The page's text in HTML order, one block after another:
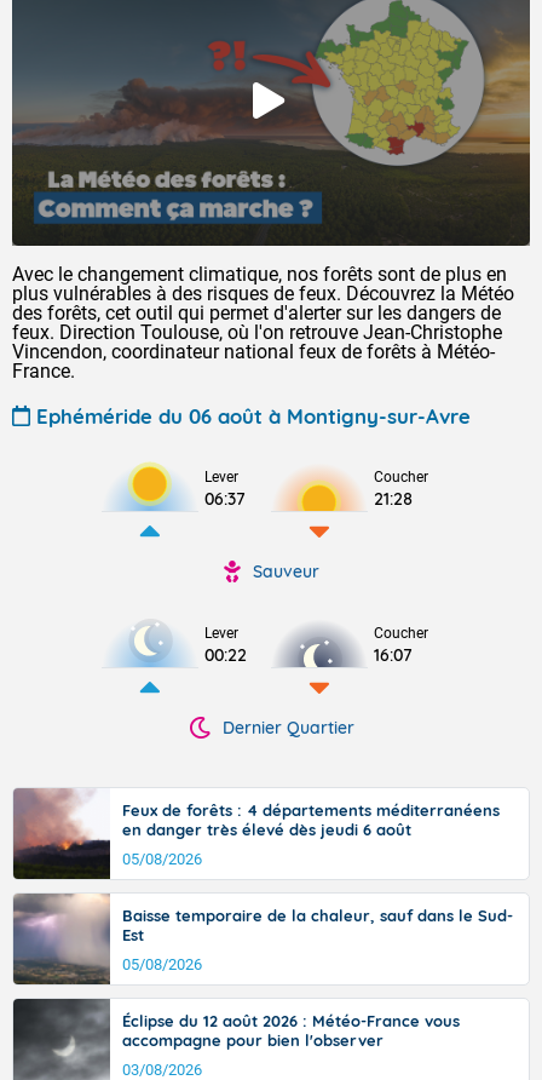
Avec le changement climatique, nos forêts sont de plus en
plus vulnérables à des risques de feux. Découvrez la Météo
des forêts, cet outil qui permet d'alerter sur les dangers de
feux. Direction Toulouse, où l'on retrouve Jean-Christophe
Vincendon, coordinateur national feux de forêts à Météo-
France.
Ephéméride du 06 août à Montigny-sur-Avre
Lever
06:37
Coucher
21:28
Sauveur
Lever
00:22
Coucher
16:07
Dernier Quartier
Feux de forêts : 4 départements méditerranéens
en danger très élevé dès jeudi 6 août
05/08/2026
Baisse temporaire de la chaleur, sauf dans le Sud-
Est
05/08/2026
Éclipse du 12 août 2026 : Météo-France vous
accompagne pour bien l'observer
03/08/2026